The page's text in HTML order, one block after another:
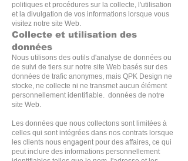
politiques et procédures sur la collecte, l'utilisation
et la divulgation de vos informations lorsque vous
visitez notre site Web.
Collecte et utilisation des
données
Nous utilisons des outils d'analyse de données ou
de suivi de tiers sur notre site Web basés sur des
données de trafic anonymes, mais QPK Design ne
stocke, ne collecte ni ne transmet aucun élément
personnellement identifiable. données de notre
site Web.
Les données que nous collectons sont limitées à
celles qui sont intégrées dans nos contrats lorsque
les clients nous engagent pour des affaires, ce qui
peut inclure des informations personnellement